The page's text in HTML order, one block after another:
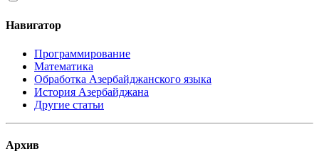
Навигатор
Программирование
Математика
Обработка Азербайджанского языка
История Азербайджана
Другие статьи
Архив